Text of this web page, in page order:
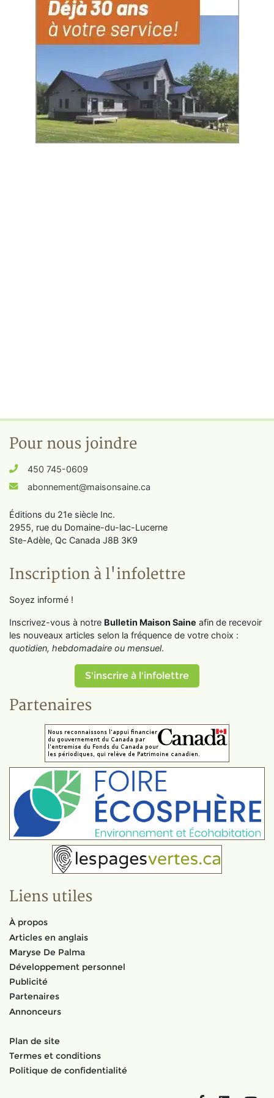
Pour nous joindre
450 745-0609
abonnement@maisonsaine.ca
Éditions du 21e siècle Inc.
2955, rue du Domaine-du-lac-Lucerne
Ste-Adèle, Qc Canada J8B 3K9
Inscription à l'infolettre
Soyez informé !
Inscrivez-vous à notre Bulletin Maison Saine afin de recevoir
les nouveaux articles selon la fréquence de votre choix :
quotidien, hebdomadaire ou mensuel.
S'inscrire à l'infolettre
Partenaires
Liens utiles
À propos
Articles en anglais
Maryse De Palma
Développement personnel
Publicité
Partenaires
Annonceurs
Plan de site
Termes et conditions
Politique de confidentialité